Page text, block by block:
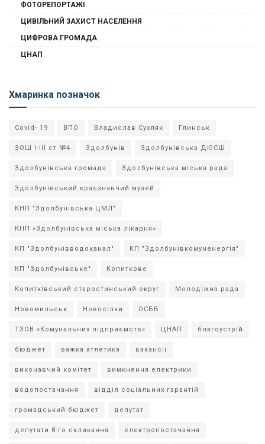
ФОТОРЕПОРТАЖІ
ЦИВІЛЬНИЙ ЗАХИСТ НАСЕЛЕННЯ
ЦИФРОВА ГРОМАДА
ЦНАП
Хмаринка позначок
Covid- 19 ВПО Владислав Сухляк Глинськ
ЗОШ І-ІІІ ст №4 Здолбунів Здолбунівська ДЮСШ
Здолбунівська громада Здолбунівська міська рада
Здолбунівський краєзнавчий музей
КНП "Здолбунівська ЦМЛ"
КНП «Здолбунівська міська лікарня»
КП "Здолбунівводоканал" КП "Здолбунівкомуненергія"
КП "Здолбунівське" Копиткове
Копитківський старостинський округ Молодіжна рада
Новомильськ Новосілки ОСББ
ТЗОВ «Комунальних підприємств» ЦНАП благоустрій
бюджет важка атлетика вакансії
виконавчий комітет вимкнення електрики
водопостачання відділ соціальних гарантій
громадський бюджет депутат
депутати 8-го скликання електропостачання